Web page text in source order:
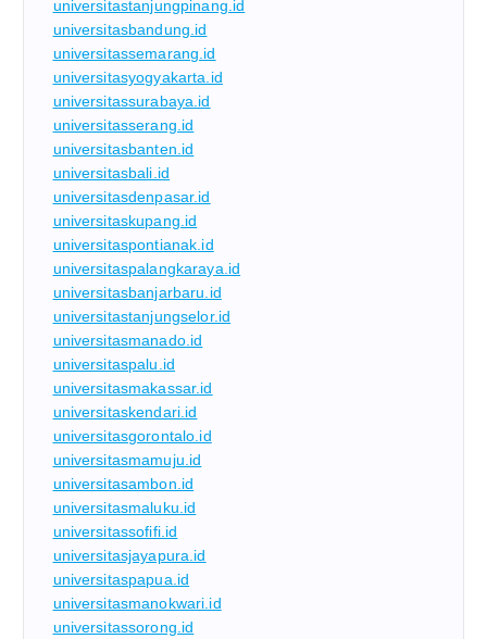
universitastanjungpinang.id
universitasbandung.id
universitassemarang.id
universitasyogyakarta.id
universitassurabaya.id
universitasserang.id
universitasbanten.id
universitasbali.id
universitasdenpasar.id
universitaskupang.id
universitaspontianak.id
universitaspalangkaraya.id
universitasbanjarbaru.id
universitastanjungselor.id
universitasmanado.id
universitaspalu.id
universitasmakassar.id
universitaskendari.id
universitasgorontalo.id
universitasmamuju.id
universitasambon.id
universitasmaluku.id
universitassofifi.id
universitasjayapura.id
universitaspapua.id
universitasmanokwari.id
universitassorong.id